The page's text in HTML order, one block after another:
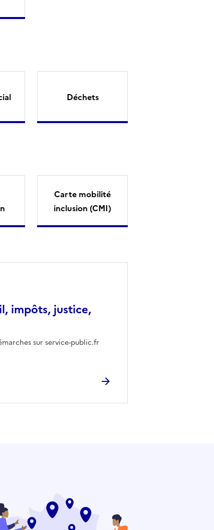
Déchets
Carte mobilité
inclusion (CMI)
impôts, justice,
sur service-public.fr